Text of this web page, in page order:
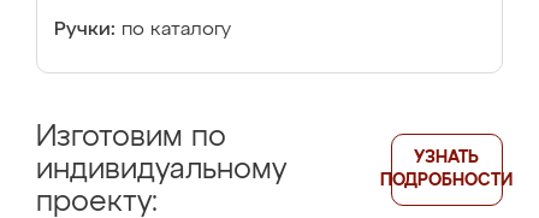
Ручки: по каталогу
Изготовим по
индивидуальному
проекту:
УЗНАТЬ
ПОДРОБНОСТИ